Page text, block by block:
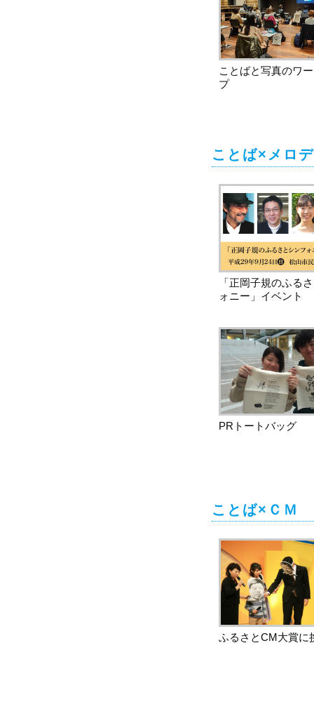
ことばと写真のワ
プ
ことば×メロ
「正岡子規のふる
ォニー」イベント
PRトートバッグ
ことば×ＣＭ
ふるさとCM大賞に